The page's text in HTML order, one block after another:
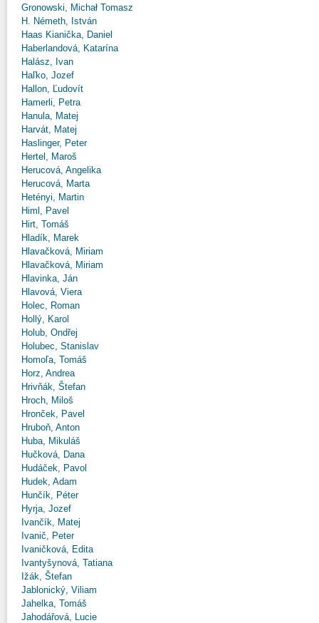
Gronowski, Michał Tomasz
H. Németh, István
Haas Kianička, Daniel
Haberlandová, Katarína
Halász, Ivan
Haľko, Jozef
Hallon, Ľudovít
Hamerli, Petra
Hanula, Matej
Harvát, Matej
Haslinger, Peter
Hertel, Maroš
Herucová, Angelika
Herucová, Marta
Hetényi, Martin
Himl, Pavel
Hirt, Tomáš
Hladík, Marek
Hlavačková, Miriam
Hlavačková, Miriam
Hlavinka, Ján
Hlavová, Viera
Holec, Roman
Hollý, Karol
Holub, Ondřej
Holubec, Stanislav
Homoľa, Tomáš
Horz, Andrea
Hrivňák, Štefan
Hroch, Miloš
Hronček, Pavel
Hruboň, Anton
Huba, Mikuláš
Hučková, Dana
Hudáček, Pavol
Hudek, Adam
Hunčík, Péter
Hyrja, Jozef
Ivančík, Matej
Ivanič, Peter
Ivaničková, Edita
Ivantyšynová, Tatiana
Ižák, Štefan
Jablonický, Viliam
Jahelka, Tomáš
Jahodářová, Lucie